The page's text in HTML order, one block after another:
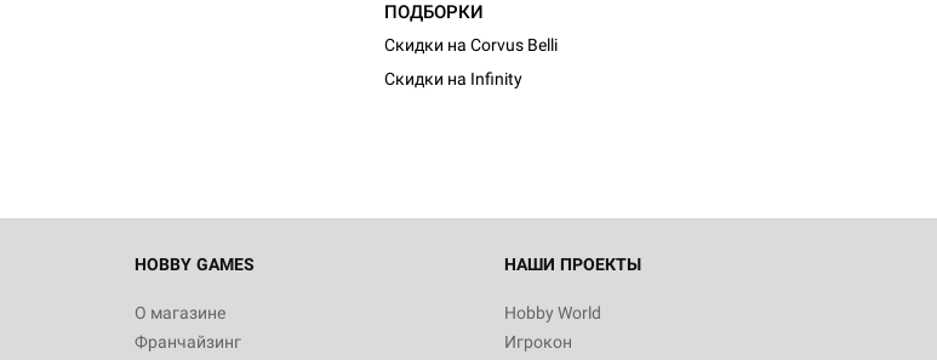
ПОДБОРКИ
Скидки на Corvus Belli
Скидки на Infinity
HOBBY GAMES
О магазине
Франчайзинг
НАШИ ПРОЕКТЫ
Hobby World
Игрокон